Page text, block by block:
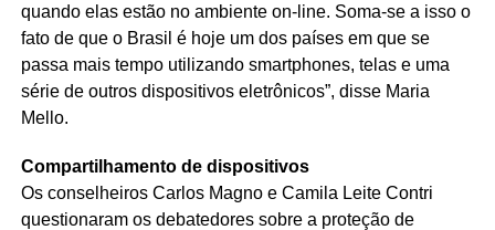
quando elas estão no ambiente on-line. Soma-se a isso o
fato de que o Brasil é hoje um dos países em que se
passa mais tempo utilizando smartphones, telas e uma
série de outros dispositivos eletrônicos”, disse Maria
Mello.
Compartilhamento de dispositivos
Os conselheiros Carlos Magno e Camila Leite Contri
questionaram os debatedores sobre a proteção de